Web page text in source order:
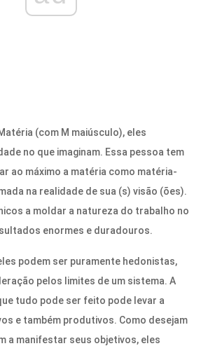
(com M maiúsculo), eles
no que imaginam. Essa pessoa tem
ao máximo a matéria como matéria-
na realidade de sua (s) visão (ões).
a moldar a natureza do trabalho no
enormes e duradouros.
podem ser puramente hedonistas,
pelos limites de um sistema. A
tudo pode ser feito pode levar a
e também produtivos. Como desejam
a manifestar seus objetivos, eles